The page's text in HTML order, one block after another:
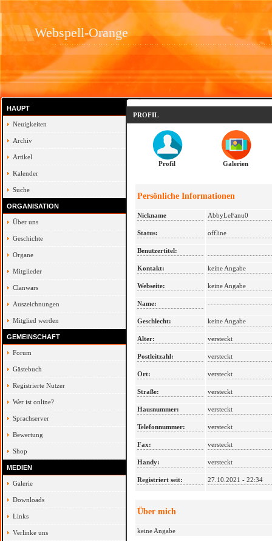
Webspell-Orange
HAUPT
Neuigkeiten
Archiv
Artikel
Kalender
Suche
ORGANISATION
Über uns
Geschichte
Organe
Mitglieder
Clanwars
Auszeichnungen
Mitglied werden
GEMEINSCHAFT
Forum
Gästebuch
Registrierte Nutzer
Wer ist online?
Sprachserver
Bewertung
Shop
MEDIEN
Galerie
Downloads
Links
Verlinke uns
PROFIL
Profil Galerien
Persönliche Informationen
Nickname AbbyLeFanu0
Status: offline
Benutzertitel:
Kontakt: keine Angabe
Webseite: keine Angabe
Name:
Geschlecht: keine Angabe
Alter: versteckt
Postleitzahl: versteckt
Ort: versteckt
Straße: versteckt
Hausnummer: versteckt
Telefonnummer: versteckt
Fax: versteckt
Handy: versteckt
Registriert seit: 27.10.2021 - 22:34
Über mich
keine Angabe